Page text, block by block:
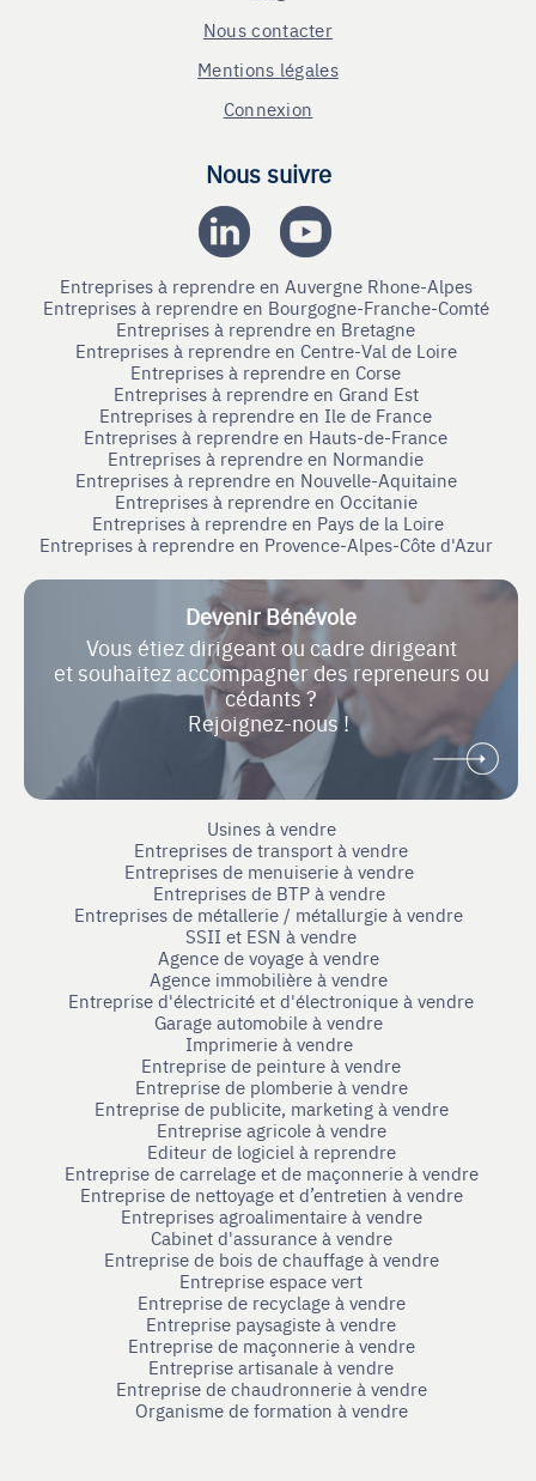
Nous contacter
Mentions légales
Connexion
Nous suivre
Entreprises à reprendre en Auvergne Rhone-Alpes
Entreprises à reprendre en Bourgogne-Franche-Comté
Entreprises à reprendre en Bretagne
Entreprises à reprendre en Centre-Val de Loire
Entreprises à reprendre en Corse
Entreprises à reprendre en Grand Est
Entreprises à reprendre en Ile de France
Entreprises à reprendre en Hauts-de-France
Entreprises à reprendre en Normandie
Entreprises à reprendre en Nouvelle-Aquitaine
Entreprises à reprendre en Occitanie
Entreprises à reprendre en Pays de la Loire
Entreprises à reprendre en Provence-Alpes-Côte d'Azur
Devenir Bénévole
Vous étiez dirigeant ou cadre dirigeant
et souhaitez accompagner des repreneurs ou
cédants ?
Rejoignez-nous !
Usines à vendre
Entreprises de transport à vendre
Entreprises de menuiserie à vendre
Entreprises de BTP à vendre
Entreprises de métallerie / métallurgie à vendre
SSII et ESN à vendre
Agence de voyage à vendre
Agence immobilière à vendre
Entreprise d'électricité et d'électronique à vendre
Garage automobile à vendre
Imprimerie à vendre
Entreprise de peinture à vendre
Entreprise de plomberie à vendre
Entreprise de publicite, marketing à vendre
Entreprise agricole à vendre
Editeur de logiciel à reprendre
Entreprise de carrelage et de maçonnerie à vendre
Entreprise de nettoyage et d’entretien à vendre
Entreprises agroalimentaire à vendre
Cabinet d'assurance à vendre
Entreprise de bois de chauffage à vendre
Entreprise espace vert
Entreprise de recyclage à vendre
Entreprise paysagiste à vendre
Entreprise de maçonnerie à vendre
Entreprise artisanale à vendre
Entreprise de chaudronnerie à vendre
Organisme de formation à vendre